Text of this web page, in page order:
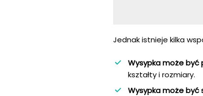
Jednak istnieje kilka
Wysypka może być
kształty i rozmiary.
Wysypka może być